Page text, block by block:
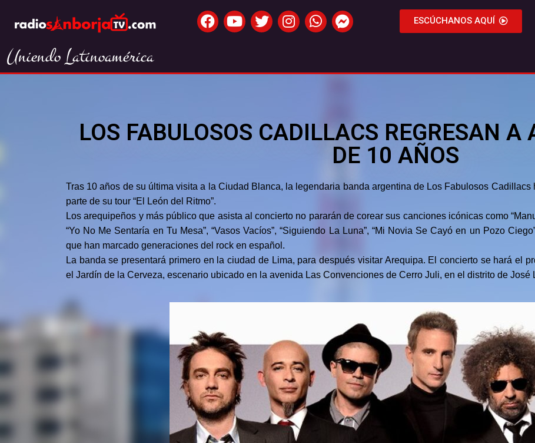
ESCÚCHANOS AQUÍ
Uniendo Latinoamérica
LOS FABULOSOS CADILLACS REGRESAN A
DE 10 AÑOS
Tras 10 años de su última visita a la Ciudad Blanca, la legendaria banda argentina de Los Fabulosos
parte de su tour “El León del Ritmo”.
Los arequipeños y más público que asista al concierto no pararán de corear sus canciones icónicas como
“Yo No Me Sentaría en Tu Mesa”, “Vasos Vacíos”, “Siguiendo La Luna”, “Mi Novia Se Cayó en un Pozo
que han marcado generaciones del rock en español.
La banda se presentará primero en la ciudad de Lima, para después visitar Arequipa. El concierto se hará el
el Jardín de la Cerveza, escenario ubicado en la avenida Las Convenciones de Cerro Juli, en el distrito de José